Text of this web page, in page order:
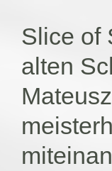
Slice of
alten